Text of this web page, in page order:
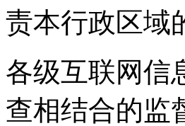
责本行政区域
各级互联网信
查相结合的监